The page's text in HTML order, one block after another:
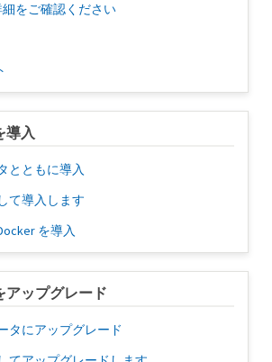
をご確認ください
導入
とともに導入
て導入します
を導入
アップグレード
タにアップグレード